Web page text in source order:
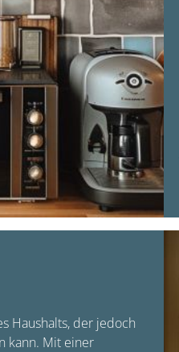
Haushalts, der jedoch
kann. Mit einer